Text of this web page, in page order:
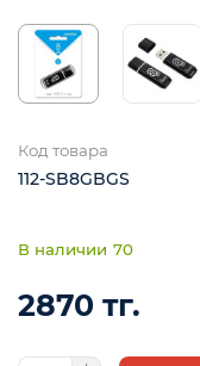
Код товара
112-SB8GBGS
70
2870 тг.